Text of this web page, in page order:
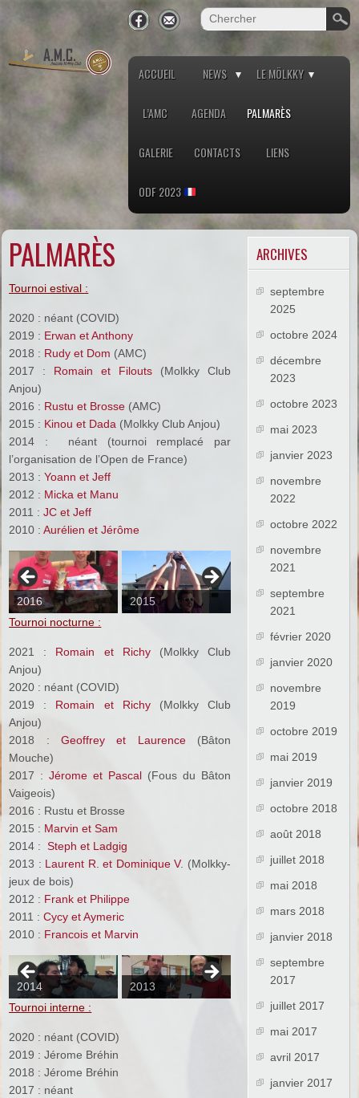
ACCUEIL NEWS LE MÖLKKY
L’AMC AGENDA PALMARÈS
GALERIE CONTACTS LIENS
ODF 2023
PALMARÈS
Tournoi estival :
2020 : néant (COVID)
2019 : Erwan et Anthony
2018 : Rudy et Dom (AMC)
2017 : Romain et Filouts(Molkky Club
Anjou)
2016 : Rustu et Brosse (AMC)
2015 : Kinou et Dada (Molkky Club Anjou)
2014 : néant (tournoi remplacé par
l’organisation de l’Open de France)
2013 :Yoann et Jeff
2012 : Micka et Manu
2011 :JC et Jeff
2010 :Aurélien et Jérôme
2016 2015
Tournoi nocturne :
2021 : Romain et Richy(Molkky Club
Anjou)
2020 : néant (COVID)
2019 : Romain et Richy (Molkky Club
Anjou)
2018 : Geoffrey et Laurence(Bâton
Mouche)
2017 : Jérome et Pascal (Fous du Bâton
Vaigeois)
2016 : Rustu et Brosse
2015 : Marvin et Sam
2014 :Steph et Ladgig
2013 : Laurent R. et Dominique V. (Molkky-
jeux de bois)
2012 : Frank et Philippe
2011 :Cycy et Aymeric
2010 : Francois et Marvin
2014 2013
Tournoi interne :
2020 : néant (COVID)
2019 : Jérome Bréhin
2018 : Jérome Bréhin
2017 : néant
ARCHIVES
septembre
2025
octobre 2024
décembre
2023
octobre 2023
mai 2023
janvier 2023
novembre
2022
octobre 2022
novembre
2021
septembre
2021
février 2020
janvier 2020
novembre
2019
octobre 2019
mai 2019
janvier 2019
octobre 2018
août 2018
juillet 2018
mai 2018
mars 2018
janvier 2018
septembre
2017
juillet 2017
mai 2017
avril 2017
janvier 2017